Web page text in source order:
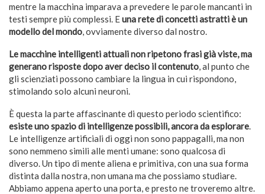
mentre la macchina imparava a prevedere le parole mancanti in
testi sempre più complessi. Euna rete di concetti astratti è un
modello del mondo , ovviamente diverso dal nostro.
Le macchine intelligenti attuali non ripetono frasi già viste, ma
generano risposte dopo aver deciso il contenuto , al punto che
gli scienziati possono cambiare la lingua in cui rispondono,
stimolando solo alcuni neuroni.
È questa la parte affascinante di questo periodo scientifico:
esiste uno spazio di intelligenze possibili, ancora da esplorare
Le intelligenze artificiali di oggi non sono pappagalli, ma non
sono nemmeno simili alle menti umane: sono qualcosa di
diverso. Un tipo di mente aliena e primitiva, con una sua forma
distinta dalla nostra, non umana ma che possiamo studiare.
Abbiamo appena aperto una porta, e presto ne troveremo altre.